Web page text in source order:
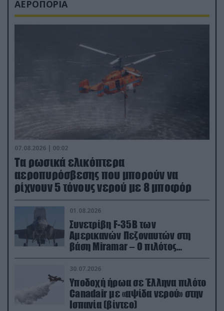
ΑΕΡΟΠΟΡΙΑ
07.08.2026 | 00:02
Τα ρωσικά ελικόπτερα
αεροπυρόσβεσης που μπορούν να
ρίχνουν 5 τόνους νερού με 8 μποφόρ
01.08.2026
Συνετρίβη F-35B των
Αμερικανών Πεζοναυτών στη
βάση Miramar – Ο πιλότος
εκτινάχθηκε εγκαίρως
30.07.2026
Υποδοχή ήρωα σε Έλληνα πιλότο
Canadair με «αψίδα νερού» στην
Ισπανία (βίντεο)